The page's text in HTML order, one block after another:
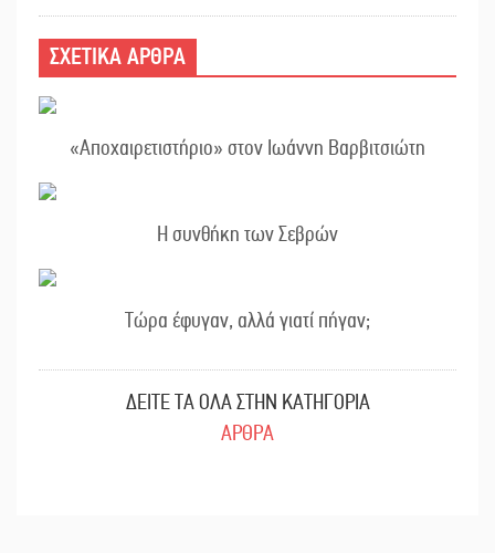
ΣΧΕΤΙΚΑ ΑΡΘΡΑ
«Αποχαιρετιστήριο» στον Ιωάννη Βαρβιτσιώτη
Η συνθήκη των Σεβρών
Τώρα έφυγαν, αλλά γιατί πήγαν;
ΔΕΙΤΕ ΤΑ ΟΛΑ ΣΤΗΝ ΚΑΤΗΓΟΡΙΑ
ΑΡΘΡΑ